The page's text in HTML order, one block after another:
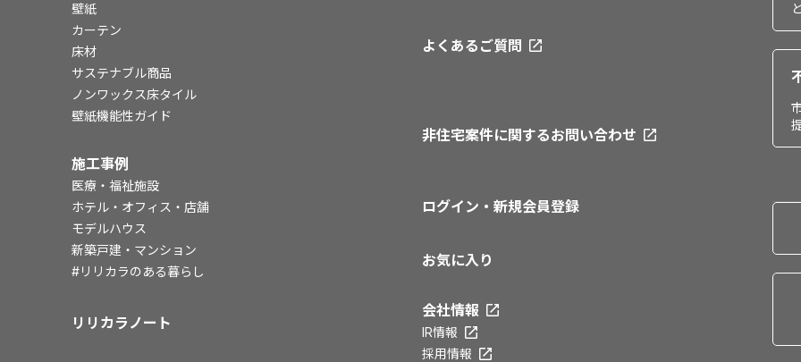
壁紙
カーテン
床材
サステナブル商品
ノンワックス床タイル
壁紙機能性ガイド
施工事例
医療・福祉施設
ホテル・オフィス・店舗
モデルハウス
新築戸建・マンション
#リリカラのある暮らし
リリカラノート
よくあるご質問
非住宅案件に関するお問い合わせ
ログイン・新規会員登録
お気に入り
会社情報
IR情報
採用情報